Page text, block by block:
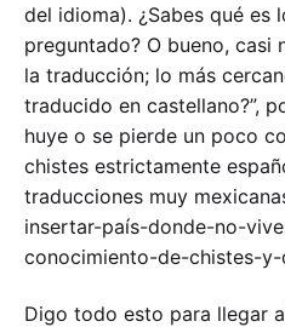
del idioma). ¿Sabes qué es
preguntado? O bueno, casi
la traducción; lo más
traducido en castellano?”,
huye o se pierde un poco
chistes estrictamente
traducciones muy
insertar-país-donde-no-
conocimiento-de-chistes-y-
Digo todo esto para llegar